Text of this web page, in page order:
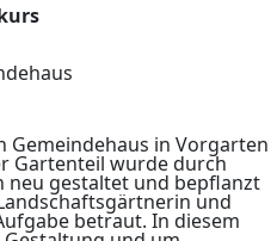
Gemeindehaus in Vorgarten
Gartenteil wurde durch
neu gestaltet und bepflanzt
und
betraut. In diesem